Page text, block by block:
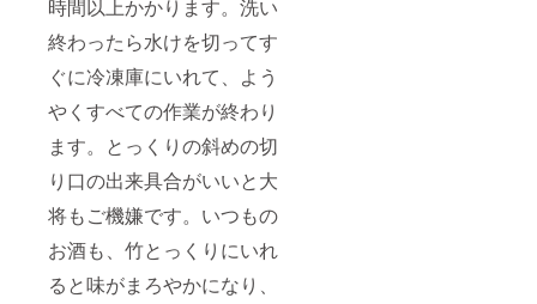
時間以上かかります。洗い
終わったら水けを切ってす
ぐに冷凍庫にいれて、よう
やくすべての作業が終わり
ます。とっくりの斜めの切
り口の出来具合がいいと大
将もご機嫌です。いつもの
お酒も、竹とっくりにいれ
ると味がまろやかになり、